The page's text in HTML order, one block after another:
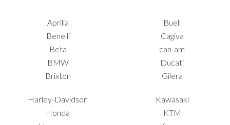
Aprilia
Benelli
Beta
BMW
Brixton
Buell
Cagiva
can-am
Ducati
Gilera
Harley-Davidson
Honda
Kawasaki
KTM